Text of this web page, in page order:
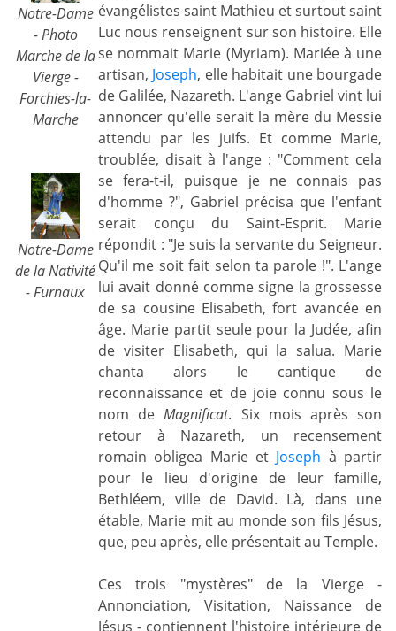
Notre-Dame
- Photo
Marche de la
Vierge -
Forchies-la-
Marche
Notre-Dame
de la Nativité
- Furnaux
évangélistes saint Mathieu et surtout saint
Luc nous renseignent sur son histoire. Elle
se nommait Marie (Myriam). Mariée à une
artisan, Joseph, elle habitait une bourgade
de Galilée, Nazareth. L'ange Gabriel vint lui
annoncer qu'elle serait la mère du Messie
attendu par les juifs. Et comme Marie,
troublée, disait à l'ange : "Comment cela
se fera-t-il, puisque je ne connais pas
d'homme ?", Gabriel précisa que l'enfant
serait conçu du Saint-Esprit. Marie
répondit : "Je suis la servante du Seigneur.
Qu'il me soit fait selon ta parole !". L'ange
lui avait donné comme signe la grossesse
de sa cousine Elisabeth, fort avancée en
âge. Marie partit seule pour la Judée, afin
de visiter Elisabeth, qui la salua. Marie
chanta alors le cantique de
reconnaissance et de joie connu sous le
nom deMagnificat. Six mois après son
retour à Nazareth, un recensement
romain obligea Marie et Joseph à partir
pour le lieu d'origine de leur famille,
Bethléem, ville de David. Là, dans une
étable, Marie mit au monde son fils Jésus,
que, peu après, elle présentait au Temple.
Ces trois "mystères" de la Vierge -
Annonciation, Visitation, Naissance de
Jésus - contiennent l'histoire intérieure de